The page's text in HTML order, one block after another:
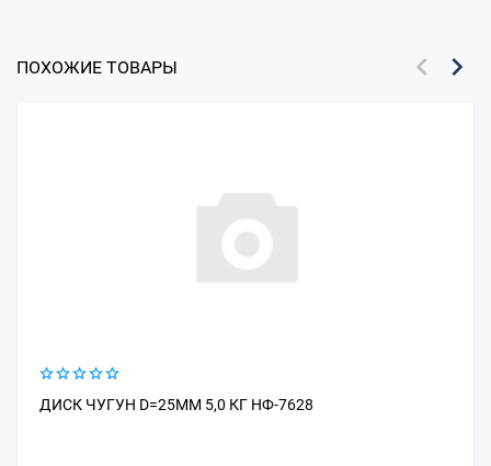
ПОХОЖИЕ ТОВАРЫ
ДИСК ЧУГУН D=25ММ 5,0 КГ НФ-7628